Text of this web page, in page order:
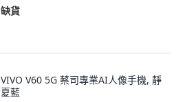
缺貨
VIVO V60 5G 蔡司專業AI人像手機, 靜
夏藍